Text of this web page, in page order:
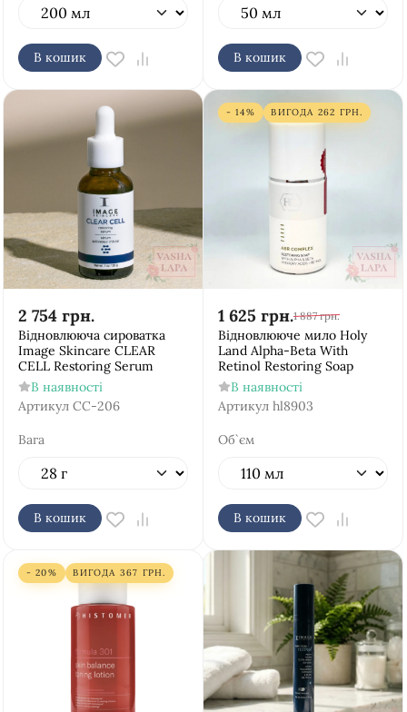
В кошик В кошик
2 754 грн.
Відновлююча сироватка
Image Skincare CLEAR
CELL Restoring Serum
В наявності
Артикул CC-206
Вага
В кошик
- 14% ВИГОДА 262 ГРН.
1 625 грн.1 887 грн.
Відновлююче мило Holy
Land Alpha-Beta With
Retinol Restoring Soap
В наявності
Артикул hl8903
Об`єм
В кошик
- 20% ВИГОДА 367 ГРН.